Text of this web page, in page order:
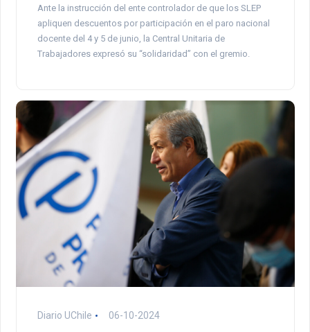
Ante la instrucción del ente controlador de que los SLEP
apliquen descuentos por participación en el paro nacional
docente del 4 y 5 de junio, la Central Unitaria de
Trabajadores expresó su “solidaridad” con el gremio.
Diario UChile 06-10-2024